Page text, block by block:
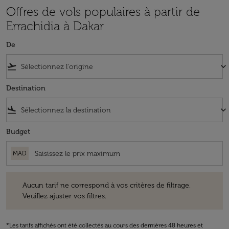
Offres de vols populaires à partir de
Errachidia à Dakar
De
flight_takeoff keyboard_arrow_down
Destination
flight_land keyboard_arrow_down
Budget
MAD
Aucun tarif ne correspond à vos critères de filtrage.
Veuillez ajuster vos filtres.
*Les tarifs affichés ont été collectés au cours des dernières 48 heures et